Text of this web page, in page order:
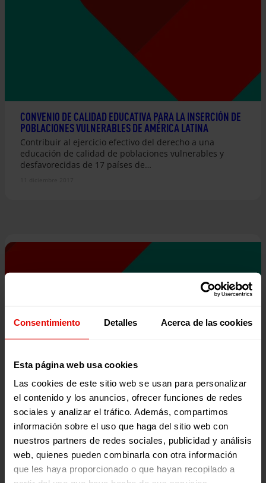
Consentimiento Detalles Acerca de las cookies
Esta página web usa cookies
Las cookies de este sitio web se usan para personalizar
el contenido y los anuncios, ofrecer funciones de redes
sociales y analizar el tráfico. Además, compartimos
información sobre el uso que haga del sitio web con
nuestros partners de redes sociales, publicidad y análisis
web, quienes pueden combinarla con otra información
que les haya proporcionado o que hayan recopilado a
CONVENIO DE CALIDAD EDUCATIVA PARA LA INSERCIÓN DE
POBLACIONES VULNERABLES DE AMÉRICA LATINA
Contribuir al ejercicio efectivo del derecho a una
educación de calidad de poblaciones vulnerables y
desfavorecidas de 17 países de…